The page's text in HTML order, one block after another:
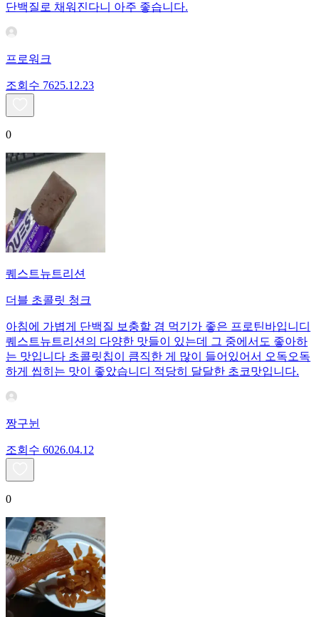
단백질로 채워진다니 아주 좋습니다.
프로워크
조회수 7625.12.23
0
퀘스트뉴트리션
더블 초콜릿 청크
아침에 가볍게 단백질 보충할 겸 먹기가 좋은 프로틴바입니디
퀘스트뉴트리션의 다양한 맛들이 있는데 그 중에서도 좋아하
는 맛입니다 초콜릿칩이 큼직한 게 많이 들어있어서 오독오독
하게 씹히는 맛이 좋았습니디 적당히 달달한 초코맛입니다.
짱구뉜
조회수 6026.04.12
0